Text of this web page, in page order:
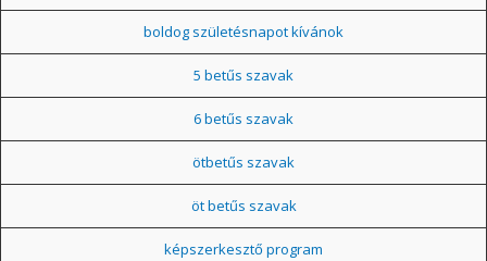
boldog születésnapot kívánok
5 betűs szavak
6 betűs szavak
ötbetűs szavak
öt betűs szavak
képszerkesztő program